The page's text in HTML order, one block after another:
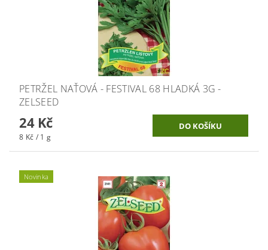
PETRŽEL NAŤOVÁ - FESTIVAL 68 HLADKÁ 3G -
ZELSEED
24 Kč
8 Kč / 1 g
Novinka